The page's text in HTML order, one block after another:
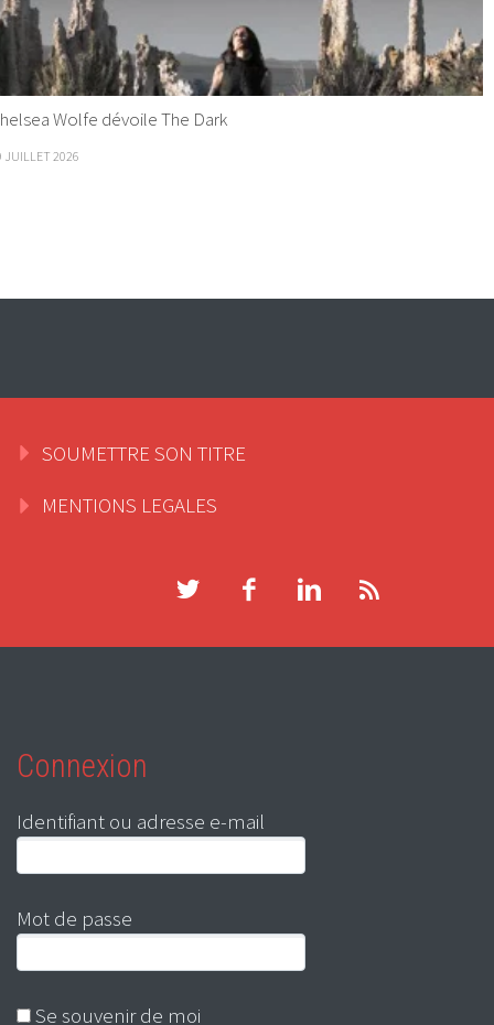
Wolfe dévoile The Dark
JUILLET 2026
SOUMETTRE SON TITRE
MENTIONS LEGALES
Connexion
Identifiant ou adresse e-mail
Mot de passe
Se souvenir de moi